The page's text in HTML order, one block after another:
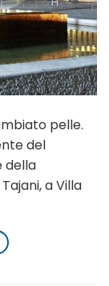
pelle.
del
della
a Villa